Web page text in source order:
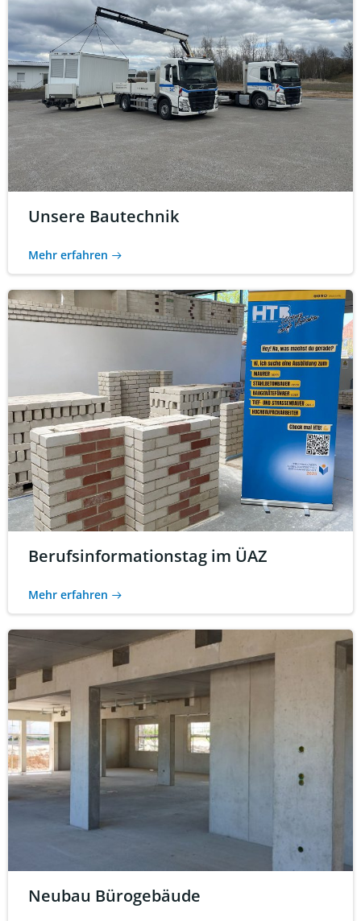
Unsere Bautechnik
Mehr erfahren
Berufsinformationstag im ÜAZ
Mehr erfahren
Neubau Bürogebäude